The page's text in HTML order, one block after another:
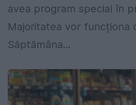
avea program special în
Majoritatea vor funcționa
Săptămâna...